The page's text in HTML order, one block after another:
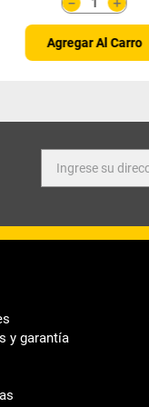
Agregar Al Carro
y garantía